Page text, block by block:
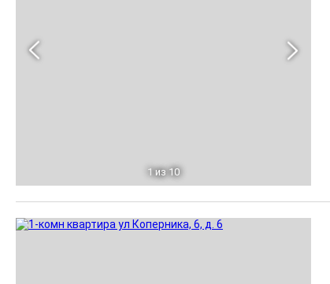
1 из 10